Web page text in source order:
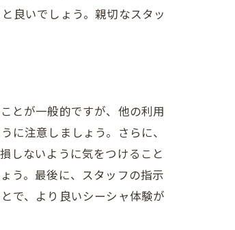
良いでしょう。親切なスタッ
とが一般的ですが、他の利用
注意しましょう。さらに、
しないように気をつけること
う。最後に、スタッフの指示
で、より良いシーシャ体験が